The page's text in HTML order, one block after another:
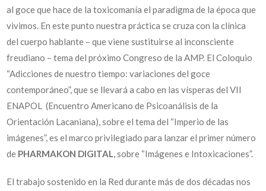
al goce que hace de la toxicomanía el paradigma de la época que
vivimos. En este punto nuestra práctica se cruza con la clínica
del cuerpo hablante – que viene sustituirse al inconsciente
freudiano – tema del próximo Congreso de la AMP. El Coloquio
“Adicciones de nuestro tiempo: variaciones del goce
contemporáneo”, que se llevará a cabo en las vísperas del VII
ENAPOL (Encuentro Americano de Psicoanálisis de la
Orientación Lacaniana), sobre el tema del “Imperio de las
imágenes”, es el marco privilegiado para lanzar el primer número
de PHARMAKON DIGITAL, sobre “Imágenes e Intoxicaciones”.
El trabajo sostenido en la Red durante más de dos décadas nos